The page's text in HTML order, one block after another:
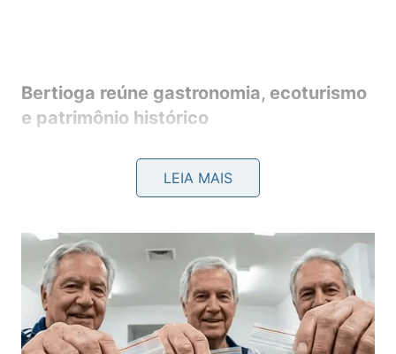
Bertioga reúne gastronomia, ecoturismo
e patrimônio histórico
Em Bertioga –porta de entrada para o litoral norte
paulista–, a programação começa com a 49ª Festa
da Tainha, realizada até de 2 de agosto. O evento
integra uma agenda que também inclui atividades
voltadas ao ecoturismo, educação ambiental,
cultura e esportes.
LEIA MAIS